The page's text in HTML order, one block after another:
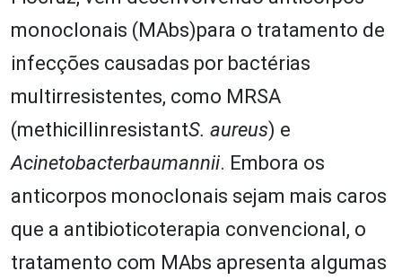
monoclonais (MAbs)para o tratamento de
infecções causadas por bactérias
multirresistentes, como MRSA
(methicillinresistantS. aureus) e
Acinetobacterbaumannii. Embora os
anticorpos monoclonais sejam mais caros
que a antibioticoterapia convencional, o
tratamento com MAbs apresenta algumas